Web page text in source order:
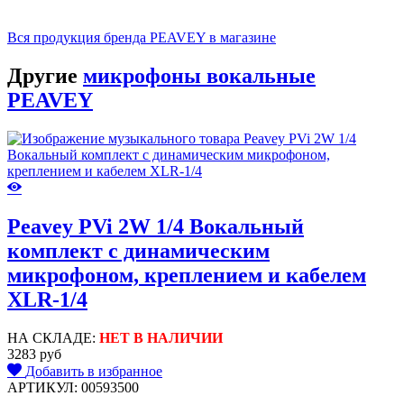
Вся продукция бренда PEAVEY в магазине
Другие микрофоны вокальные
PEAVEY
Peavey PVi 2W 1/4 Вокальный
комплект с динамическим
микрофоном, креплением и кабелем
XLR-1/4
НА СКЛАДЕ: НЕТ В НАЛИЧИИ
3283 руб
Добавить в избранное
АРТИКУЛ: 00593500